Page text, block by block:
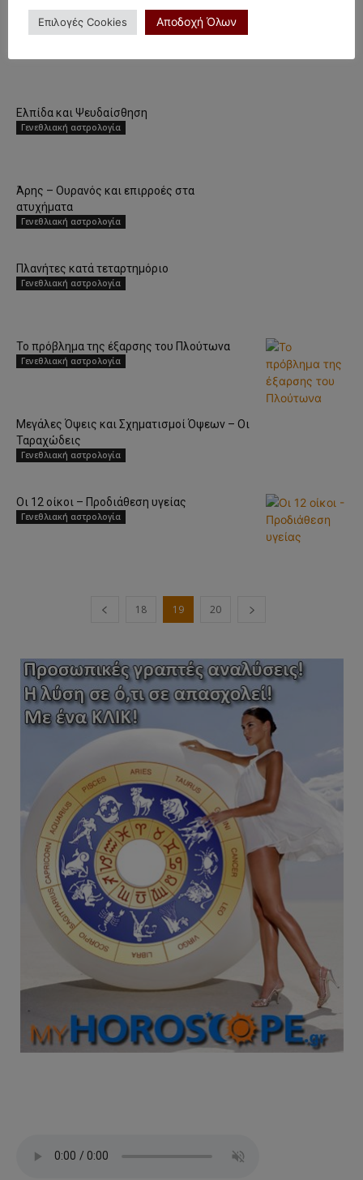
Πάρτε την τύχη στα χέρια σας
Ελπίδα και Ψευδαίσθηση
Γενεθλιακή αστρολογία
Άρης – Ουρανός και επιρροές στα
ατυχήματα
Γενεθλιακή αστρολογία
Πλανήτες κατά τεταρτημόριο
Γενεθλιακή αστρολογία
To πρόβλημα της έξαρσης του Πλούτωνα
Γενεθλιακή αστρολογία
Μεγάλες Όψεις και Σχηματισμοί Όψεων – Οι
Ταραχώδεις
Γενεθλιακή αστρολογία
Οι 12 οίκοι – Προδιάθεση υγείας
Γενεθλιακή αστρολογία
18 19 20
Επιλογές Cookies Αποδοχή Όλων